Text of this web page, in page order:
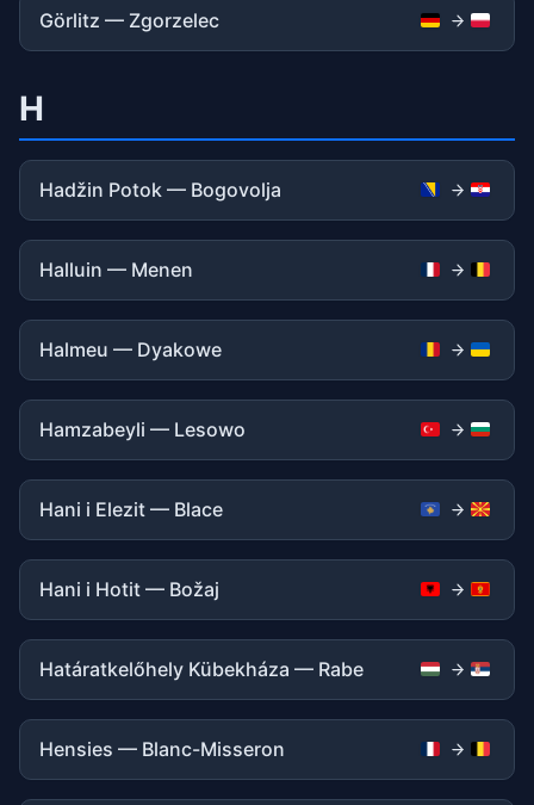
Görlitz — Zgorzelec
H
Hadžin Potok — Bogovolja
Halluin — Menen
Halmeu — Dyakowe
Hamzabeyli — Lesowo
Hani i Elezit — Blace
Hani i Hotit — Božaj
Határatkelőhely Kübekháza — Rabe
Hensies — Blanc-Misseron